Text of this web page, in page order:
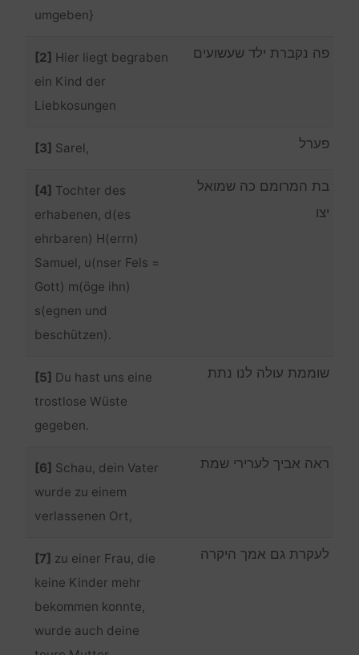
umgeben}
[2] Hier liegt begraben
ein Kind der
Liebkosungen
פה נקברת ילד שעשועים
[3] Sarel, פערל
[4] Tochter des
erhabenen, d(es
ehrbaren) H(errn)
Samuel, u(nser Fels =
Gott) m(öge ihn)
s(egnen und
beschützen).
בת המרומם כה שמואל
יצו
[5] Du hast uns eine
trostlose Wüste
gegeben.
שוממת עולה לנו נתת
[6] Schau, dein Vater
wurde zu einem
verlassenen Ort,
ראה אביך לערירי שמת
[7] zu einer Frau, die
keine Kinder mehr
bekommen konnte,
wurde auch deine
לעקרת גם אמך היקרה